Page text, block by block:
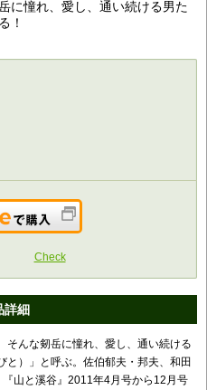
に憧れ、愛し、通い続ける男た
！
Kindleで購入
Check
詳細
そんな剱岳に憧れ、愛し、通い続ける
と）」と呼ぶ。佐伯郁夫・邦夫、和田
山と溪谷』2011年4月号から12月号